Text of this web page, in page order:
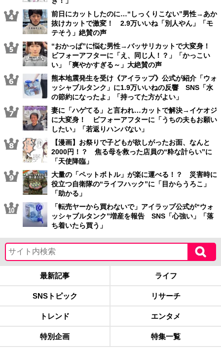
前日にカットしたのに…“しっくりこない”男性→あか
抜けカットで激変！ 2.9万いいね「別人やん」「モ
テそう」絶賛の声
“おかっぱ”に悩む男性→バッサリカットで大変身！
ビフォーアフターに「え、同じ人！？」「かっこい
い」「爽やかすぎる～」大絶賛の声
熊本地震発生を受け《アイラップ》公式が紹介「ウォ
ッシャブルタンク」に1.9万いいねの反響 SNS「水
の節約になったよ」「持ってた方がよい」
妻に「ハゲてる」と言われ…カットで解決→イケオジ
に大変身！ ビフォーアフターに「うちの夫もお願い
したい」「若返りハンパない」
【漫画】お祭りで子どもが欲しがったお面、なんと
2000円！？ 焦る母を救った店員の“粋な計らい”に
「天使降臨」
大量の「ペットボトル」が楽に運べる！？ 災害時に
役立つ自衛隊の“ライフハック”に「目からうろこ」
「助かる」
「転売ヤーから買わないで」アイラップ公式が“ウォ
ッシャブルタンク”増産を報告 SNS「心強い」「落
ち着いたら買う」
最新記事 ライフ
SNSトピック リサーチ
トレンド エンタメ
特別企画 特集一覧